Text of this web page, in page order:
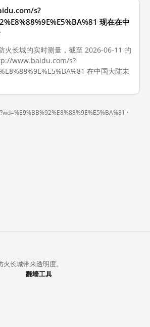
s?
现在在中
火长城的实时测量，截至 2026-06-11 的
www.baidu.com/s?
在中国大陆未
·
长城带来透明度。
翻墙工具